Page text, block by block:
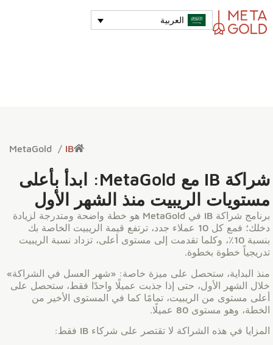
العربية
MetaGold /IB
شراكة IB مع MetaGold: ابدأ بأعلى
مستويات الريبيت منذ الشهر الأول
برنامج شراكة IB في MetaGold هو خطة واضحة ومتدرجة لزيادة
دخلك؛ فمع كل 10 عملاء جدد، ترتفع قيمة الريبيت الخاصة بك
بنسبة 10٪، وكلما تقدمت إلى مستوى أعلى، تزداد نسبة الريبيت
تدريجياً خطوة بخطوة.
منذ البداية، ستحصل على ميزة خاصة: «شهر العسل في الشراكة»
خلال الشهر الأول، حتى إذا جذبت عميلًا واحدًا فقط، ستحصل على
أعلى مستوى من الريبيت، تمامًا كما في المستوى الأخير من
الخطة، وهو مستوى 80 عميلًا.
المزايا في هذه الشراكة لا تقتصر على شركاء IB فقط: